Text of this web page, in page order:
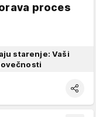
proces
starenje: Vaši